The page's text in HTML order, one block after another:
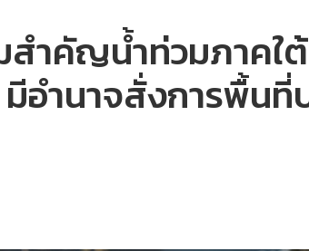
สำคัญน้ำท่วมภาคใ
มีอำนาจสั่งการพื้น